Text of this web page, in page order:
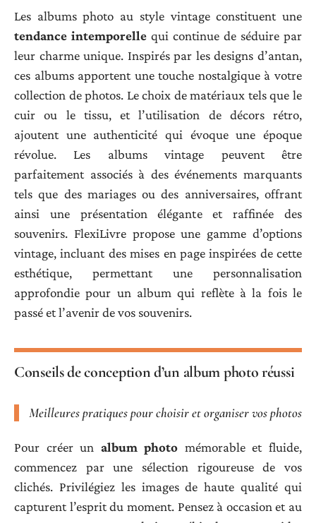
Les albums photo au style vintage constituent une
tendance intemporelle qui continue de séduire par
leur charme unique. Inspirés par les designs d’antan,
ces albums apportent une touche nostalgique à votre
collection de photos. Le choix de matériaux tels que le
cuir ou le tissu, et l’utilisation de décors rétro,
ajoutent une authenticité qui évoque une époque
révolue. Les albums vintage peuvent être
parfaitement associés à des événements marquants
tels que des mariages ou des anniversaires, offrant
ainsi une présentation élégante et raffinée des
souvenirs. FlexiLivre propose une gamme d’options
vintage, incluant des mises en page inspirées de cette
esthétique, permettant une personnalisation
approfondie pour un album qui reflète à la fois le
passé et l’avenir de vos souvenirs.
Conseils de conception d’un album photo réussi
Meilleures pratiques pour choisir et organiser vos photos
Pour créer un album photo mémorable et fluide,
commencez par une sélection rigoureuse de vos
clichés. Privilégiez les images de haute qualité qui
capturent l’esprit du moment. Pensez à occasion et au